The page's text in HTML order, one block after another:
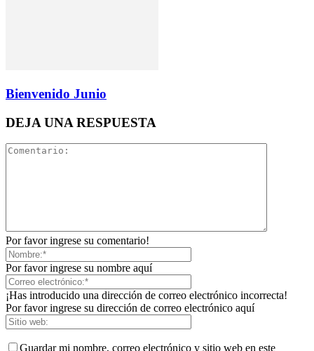
Bienvenido Junio
DEJA UNA RESPUESTA
Por favor ingrese su comentario!
Por favor ingrese su nombre aquí
¡Has introducido una dirección de correo electrónico incorrecta!
Por favor ingrese su dirección de correo electrónico aquí
Guardar mi nombre, correo electrónico y sitio web en este